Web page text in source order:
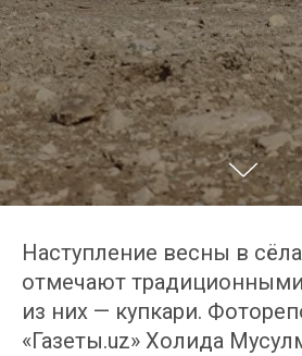
Наступление весны в
отмечают
из них — купкари.
«Газеты.uz» Холида